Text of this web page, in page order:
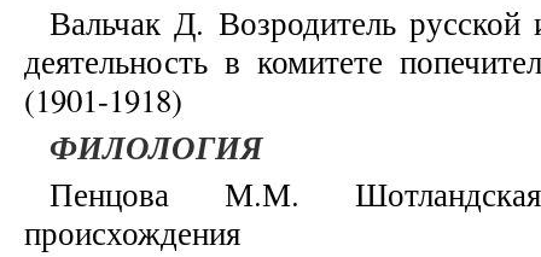
Вальчак Д. Возродитель
деятельность в комитете
(1901-1918)
ФИЛОЛОГИЯ
Пенцова М.М.
происхождения